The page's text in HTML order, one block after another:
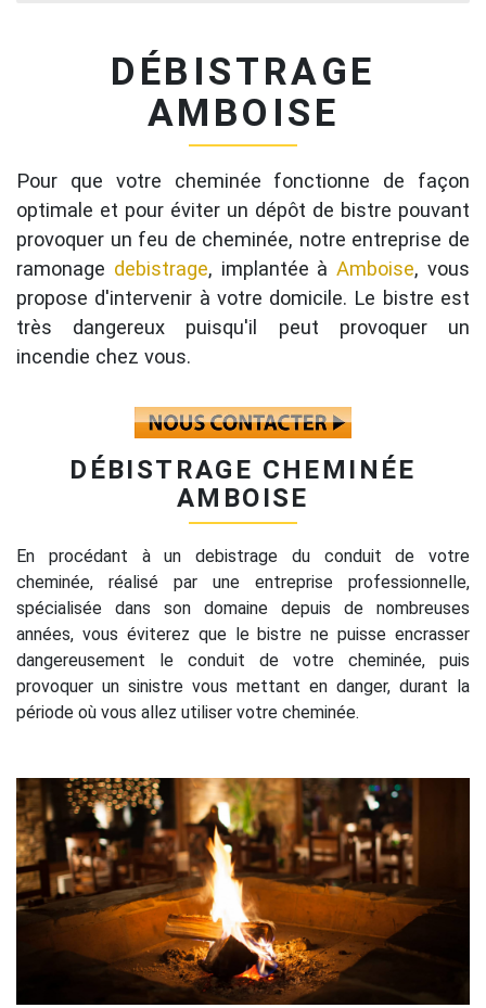
DÉBISTRAGE
AMBOISE
Pour que votre cheminée fonctionne de façon
optimale et pour éviter un dépôt de bistre pouvant
provoquer un feu de cheminée, notre entreprise de
ramonage debistrage, implantée àAmboise, vous
propose d'intervenir à votre domicile. Le bistre est
très dangereux puisqu'il peut provoquer un
incendie chez vous.
DÉBISTRAGE CHEMINÉE
AMBOISE
En procédant à un debistrage du conduit de votre
cheminée, réalisé par une entreprise professionnelle,
spécialisée dans son domaine depuis de nombreuses
années, vous éviterez que le bistre ne puisse encrasser
dangereusement le conduit de votre cheminée, puis
provoquer un sinistre vous mettant en danger, durant la
période où vous allez utiliser votre cheminée.